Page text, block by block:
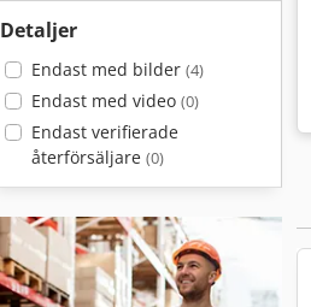
Detaljer
Endast med bilder (4)
Endast med video (0)
Endast verifierade
återförsäljare (0)